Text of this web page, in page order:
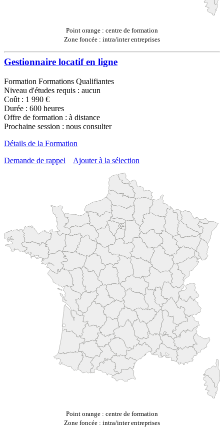
Point orange : centre de formation
Zone foncée : intra/inter entreprises
Gestionnaire locatif en ligne
Formation Formations Qualifiantes
Niveau d'études requis : aucun
Coût : 1 990 €
Durée : 600 heures
Offre de formation : à distance
Prochaine session : nous consulter
Détails de la Formation
Demande de rappel
Ajouter à la sélection
Point orange : centre de formation
Zone foncée : intra/inter entreprises